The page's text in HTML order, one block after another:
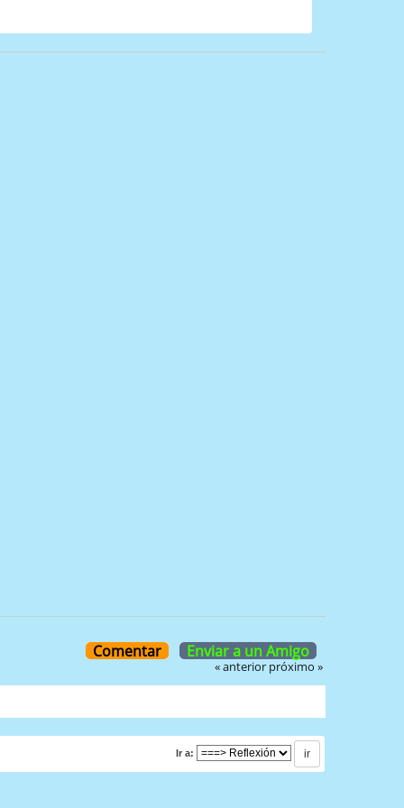
Comentar Enviar a un Amigo
« anterior próximo »
Ir a: